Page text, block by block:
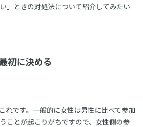
」ときの対処法について紹介してみたい
初に決める
れです。一般的に女性は男性に比べて参加
ことが起こりがちですので、女性側の参